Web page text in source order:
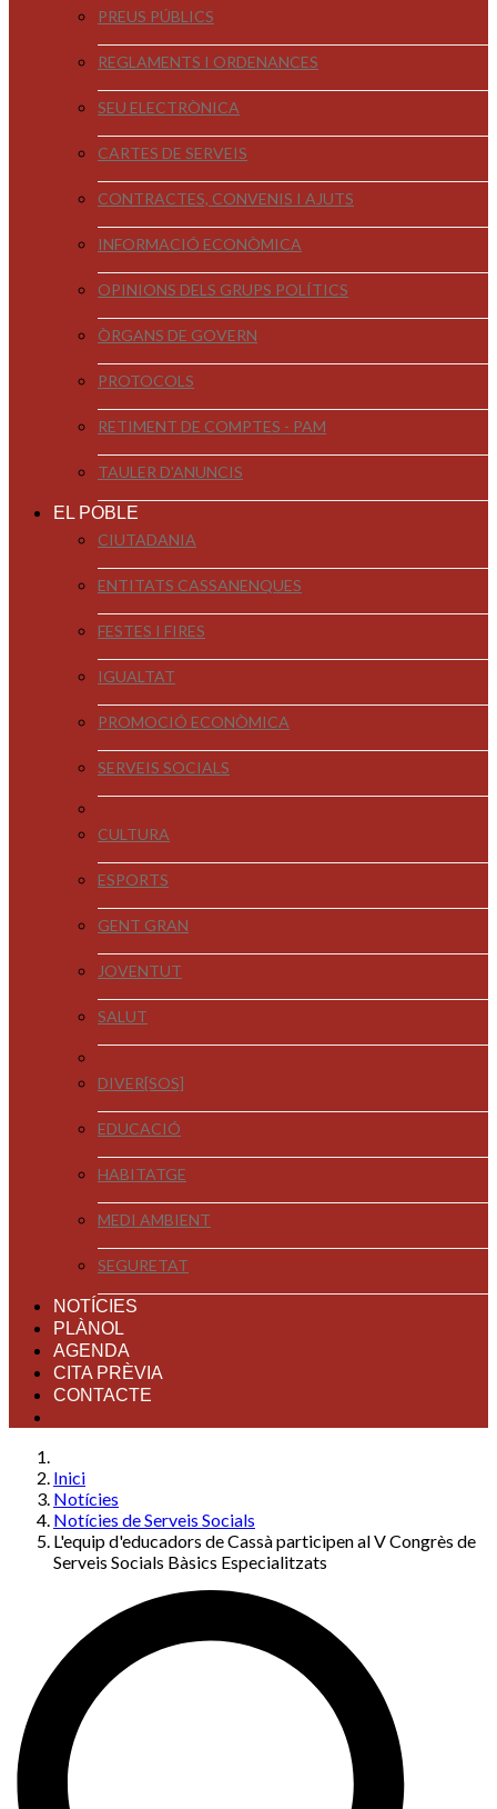
PREUS PÚBLICS
REGLAMENTS I ORDENANCES
SEU ELECTRÒNICA
CARTES DE SERVEIS
CONTRACTES, CONVENIS I AJUTS
INFORMACIÓ ECONÒMICA
OPINIONS DELS GRUPS POLÍTICS
ÒRGANS DE GOVERN
PROTOCOLS
RETIMENT DE COMPTES - PAM
TAULER D'ANUNCIS
EL POBLE
CIUTADANIA
ENTITATS CASSANENQUES
FESTES I FIRES
IGUALTAT
PROMOCIÓ ECONÒMICA
SERVEIS SOCIALS
CULTURA
ESPORTS
GENT GRAN
JOVENTUT
SALUT
DIVER[SOS]
EDUCACIÓ
HABITATGE
MEDI AMBIENT
SEGURETAT
NOTÍCIES
PLÀNOL
AGENDA
CITA PRÈVIA
CONTACTE
Inici
Notícies
Notícies de Serveis Socials
L'equip d'educadors de Cassà participen al V Congrès de
Serveis Socials Bàsics Especialitzats